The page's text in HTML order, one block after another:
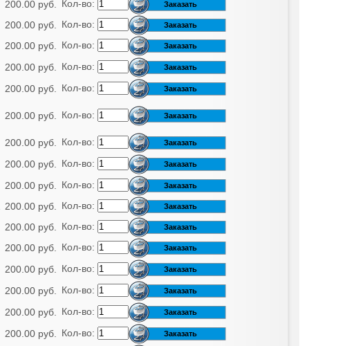
200.00 руб.
Кол-во:
200.00 руб.
Кол-во:
200.00 руб.
Кол-во:
200.00 руб. Кол-во:
200.00 руб.
Кол-во:
200.00 руб. Кол-во:
200.00 руб.
Кол-во:
200.00 руб. Кол-во:
200.00 руб.
Кол-во:
200.00 руб.
Кол-во:
200.00 руб.
Кол-во:
200.00 руб.
Кол-во:
200.00 руб. Кол-во:
200.00 руб.
Кол-во:
200.00 руб. Кол-во:
200.00 руб.
Кол-во: